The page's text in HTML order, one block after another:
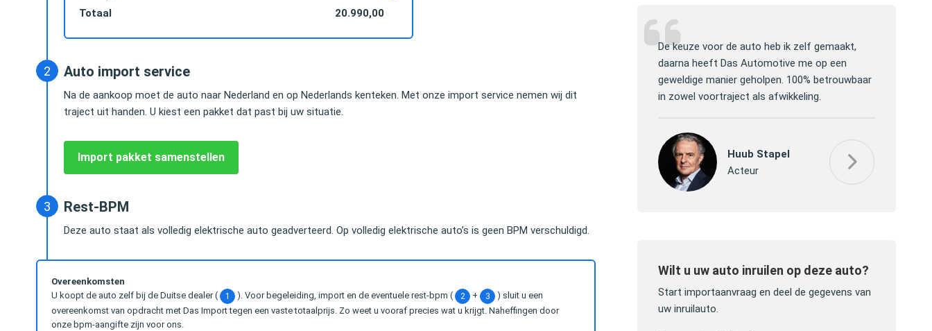
Totaal
20.990,00
Auto import service
Na de aankoop moet de auto naar Nederland en op Nederlands kenteken. Met onze import service nemen wij dit
traject uit handen. U kiest een pakket dat past bij uw situatie.
Import pakket samenstellen
Rest-BPM
Deze auto staat als volledig elektrische auto geadverteerd. Op volledig elektrische auto’s is geen BPM verschuldigd.
Overeenkomsten
U koopt de auto zelf bij de Duitse dealer (
1 ). Voor begeleiding, import en de eventuele rest-bpm ( 2 + 3
) sluit u een
overeenkomst van opdracht met Das Import tegen een vaste totaalprijs. Zo weet u vooraf precies wat u krijgt. Naheffingen door
onze bpm-aangifte zijn voor ons.
goede prijs. Alles netjes geregeld, hassle free,
geen omkijken naar. En heel betrouwbaar.
Advocaat / Shareholder @
Greenberg Traurig, LLP
iedereen kunnen aanraden.
Lex Douze
grens te komen.
De keuze voor de auto heb ik zelf gemaakt,
daarna heeft Das Automotive me op een
geweldige manier geholpen. 100% betrouwbaar
in zowel voortraject als afwikkeling.
Huub Stapel
Acteur
Wilt u uw auto inruilen op deze auto?
Start importaanvraag en deel de gegevens van
uw inruilauto.